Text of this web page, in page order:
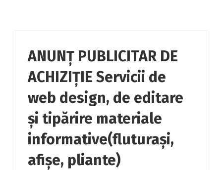
ANUNŢ PUBLICITAR DE
ACHIZIŢIE Servicii de
web design, de editare
și tipărire materiale
informative(fluturași,
afișe, pliante)